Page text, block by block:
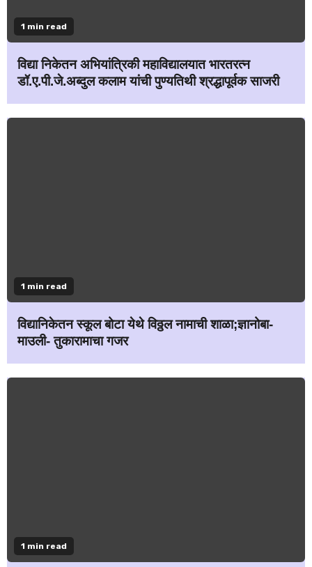
1 min read
विद्या निकेतन अभियांत्रिकी महाविद्यालयात भारतरत्न
डॉ.ए.पी.जे.अब्दुल कलाम यांची पुण्यतिथी श्रद्धापूर्वक साजरी
1 min read
विद्यानिकेतन स्कूल बोटा येथे विठ्ठल नामाची शाळा;ज्ञानोबा-
माउली- तुकारामाचा गजर
1 min read